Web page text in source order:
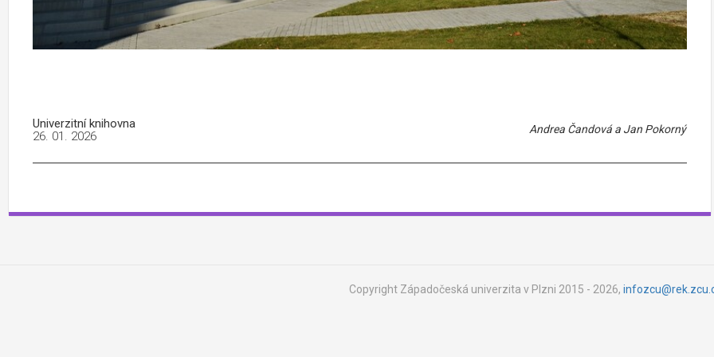
Univerzitní knihovna Andrea Čandová a Jan Pokorný
26. 01. 2026
Copyright Západočeská univerzita v Plzni 2015 - 2026,